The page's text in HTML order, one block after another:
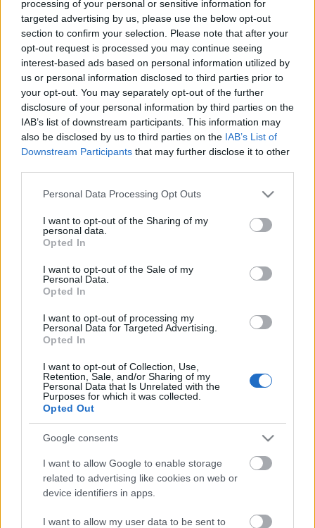
processing of your personal or sensitive information for
targeted advertising by us, please use the below opt-out
section to confirm your selection. Please note that after your
opt-out request is processed you may continue seeing
interest-based ads based on personal information utilized by
us or personal information disclosed to third parties prior to
your opt-out. You may separately opt-out of the further
disclosure of your personal information by third parties on the
IAB’s list of downstream participants. This information may
also be disclosed by us to third parties on the IAB’s List of
Downstream Participants that may further disclose it to other
Please note that this website/app uses one or more Google
not limited to your visit or usage behaviour. You may click to
grant or deny consent to Google and its third-party tags to
use your data for below specified purposes in below Google
consent section.
Personal Data Processing Opt Outs
I want to opt-out of the Sharing of my
personal data.
Opted In
I want to opt-out of the Sale of my
Personal Data.
Opted In
I want to opt-out of processing my
Personal Data for Targeted Advertising.
Opted In
I want to opt-out of Collection, Use,
Retention, Sale, and/or Sharing of my
Personal Data that Is Unrelated with the
Purposes for which it was collected.
Opted Out
Google consents
I want to allow Google to enable storage
related to advertising like cookies on web or
device identifiers in apps.
I want to allow my user data to be sent to
A hetvenpercnyi eszméléstörténet valójában
bármelyikünk sajátja is lehetne, hiszen a lényege,
hogy minden impulzussal, ami minket ér, minden
kapcsolattal, minden történettel többek leszünk,
változunk, fejlődünk.
Kapcsolataink révén jutunk közelebb önmagunk
megismeréséhez – van, akinek ehhez történetesen egy
szeretői státusz kell. A képregény- vagy videojáték-
hősnőre hajazó szerelésben virító színésznő másfél órás
monológja alatt bejátssza a költözködés dobozaival és
a tudásszomjat szimbolizáló rengeteg könyvvel,
sztorizik, bábozza el a találkozást a Férfival, annak
gyerekével, erős hangeffektek törik meg a beszédjének
árját, figurázzák ki az őslényszerű élettárs nyomokban
létező intellektusát. Az i-re a pontot a citerával
eljátszott tengerparti aktus teszi fel, a Férfi és az ő
képzeletbeli, fiatal és gyönyörű „utódja” között. A
díszletre ragasztott idézetek közül a kedvencem ez lett:
„kérem azokat, akik szerint nem lehetséges, ne tartsák
fel azokat, akik már csinálják!” Bizony ám. Tessék
felismerni, kitörni, változtatni!”– írta az előadásról
Kónya Rita Veronika.